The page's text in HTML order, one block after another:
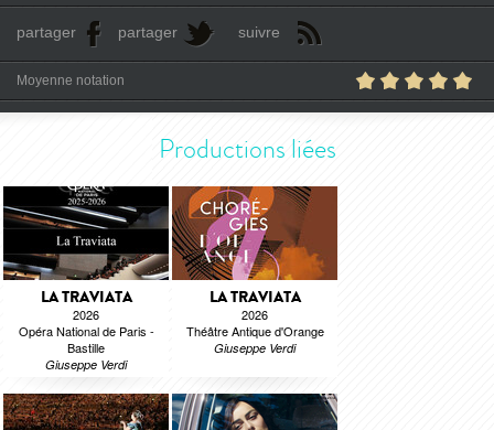
partager partager suivre
Moyenne notation
Productions liées
LA TRAVIATA
2026
Opéra National de Paris -
Bastille
Giuseppe Verdi
LA TRAVIATA
2026
Théâtre Antique d'Orange
Giuseppe Verdi